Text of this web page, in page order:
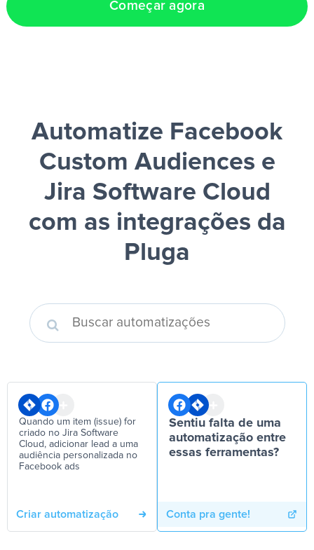
Começar agora
Automatize Facebook
Custom Audiences e
Jira Software Cloud
com as integrações da
Pluga
Quando um item (issue) for
criado no Jira Software
Cloud, adicionar lead a uma
audiência personalizada no
Facebook ads
Criar automatização
Sentiu falta de uma
automatização entre
essas ferramentas?
Conta pra gente!